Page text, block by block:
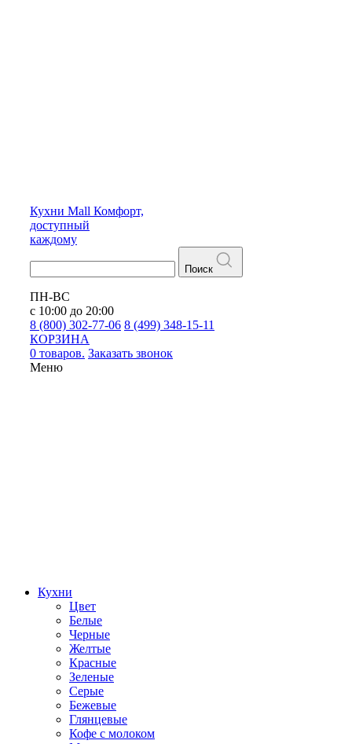
Кухни Mall Комфорт,
доступный
каждому
Поиск
ПН-ВС
с 10:00 до 20:00
8 (800) 302-77-06 8 (499) 348-15-11
КОРЗИНА
0 товаров. Заказать звонок
Меню
Кухни
Цвет
Белые
Черные
Желтые
Красные
Зеленые
Серые
Бежевые
Глянцевые
Кофе с молоком